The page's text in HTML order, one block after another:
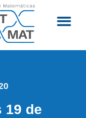
19 de